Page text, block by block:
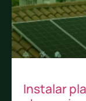
Instalar